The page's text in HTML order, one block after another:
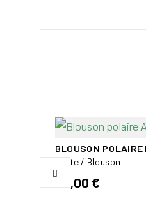
BLOUSON
Veste / Blouson
45,00 €